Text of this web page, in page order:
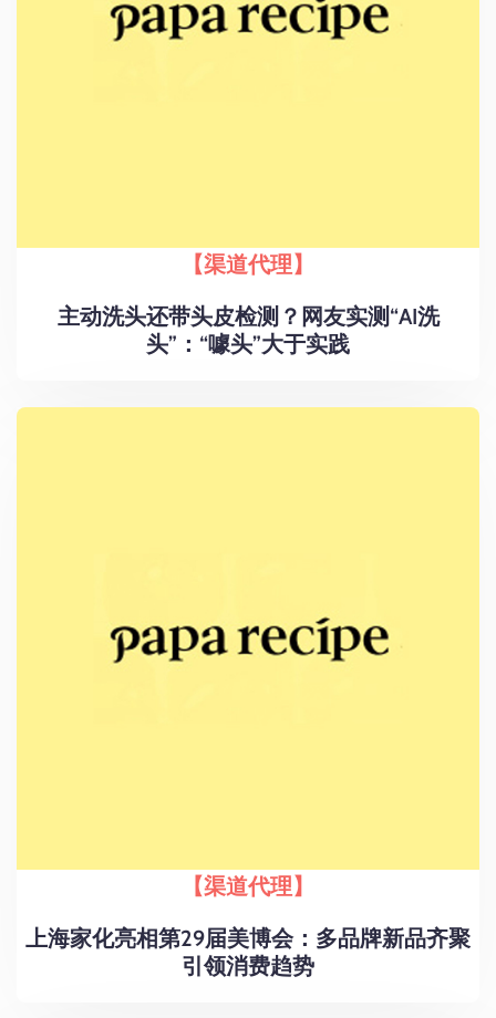
【渠道代理】
主动洗头还带头皮检测？网友实测“AI洗
头”：“噱头”大于实践
【渠道代理】
上海家化亮相第29届美博会：多品牌新品齐聚
引领消费趋势